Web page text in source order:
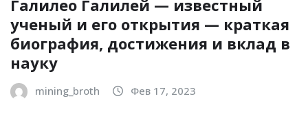
Галилео Галилей — известный
ученый и его открытия — краткая
биография, достижения и вклад в
науку
mining_broth Фев 17, 2023